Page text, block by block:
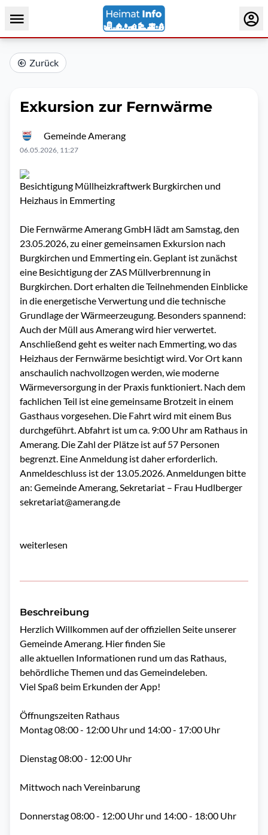
Zurück
Exkursion zur Fernwärme
Gemeinde Amerang
06.05.2026, 11:27
Besichtigung Müllheizkraftwerk Burgkirchen und
Heizhaus in Emmerting
Die Fernwärme Amerang GmbH lädt am Samstag, den
23.05.2026, zu einer gemeinsamen Exkursion nach
Burgkirchen und Emmerting ein. Geplant ist zunächst
eine Besichtigung der ZAS Müllverbrennung in
Burgkirchen. Dort erhalten die Teilnehmenden Einblicke
in die energetische Verwertung und die technische
Grundlage der Wärmeerzeugung. Besonders spannend:
Auch der Müll aus Amerang wird hier verwertet.
Anschließend geht es weiter nach Emmerting, wo das
Heizhaus der Fernwärme besichtigt wird. Vor Ort kann
anschaulich nachvollzogen werden, wie moderne
Wärmeversorgung in der Praxis funktioniert. Nach dem
fachlichen Teil ist eine gemeinsame Brotzeit in einem
Gasthaus vorgesehen. Die Fahrt wird mit einem Bus
durchgeführt. Abfahrt ist um ca. 9:00 Uhr am Rathaus in
Amerang. Die Zahl der Plätze ist auf 57 Personen
begrenzt. Eine Anmeldung ist daher erforderlich.
Anmeldeschluss ist der 13.05.2026. Anmeldungen bitte
an: Gemeinde Amerang, Sekretariat – Frau Hudlberger
sekretariat@amerang.de
weiterlesen
Beschreibung
Herzlich Willkommen auf der offiziellen Seite unserer
Gemeinde Amerang. Hier finden Sie
alle aktuellen Informationen rund um das Rathaus,
behördliche Themen und das Gemeindeleben.
Viel Spaß beim Erkunden der App!
Öffnungszeiten Rathaus
Montag 08:00 - 12:00 Uhr und 14:00 - 17:00 Uhr
Dienstag 08:00 - 12:00 Uhr
Mittwoch nach Vereinbarung
Donnerstag 08:00 - 12:00 Uhr und 14:00 - 18:00 Uhr